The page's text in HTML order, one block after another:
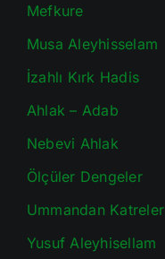
Mefkure
Musa Aleyhisselam
İzahlı Kırk Hadis
Ahlak – Adab
Nebevi Ahlak
Ölçüler Dengeler
Ummandan Katreler
Yusuf Aleyhisellam